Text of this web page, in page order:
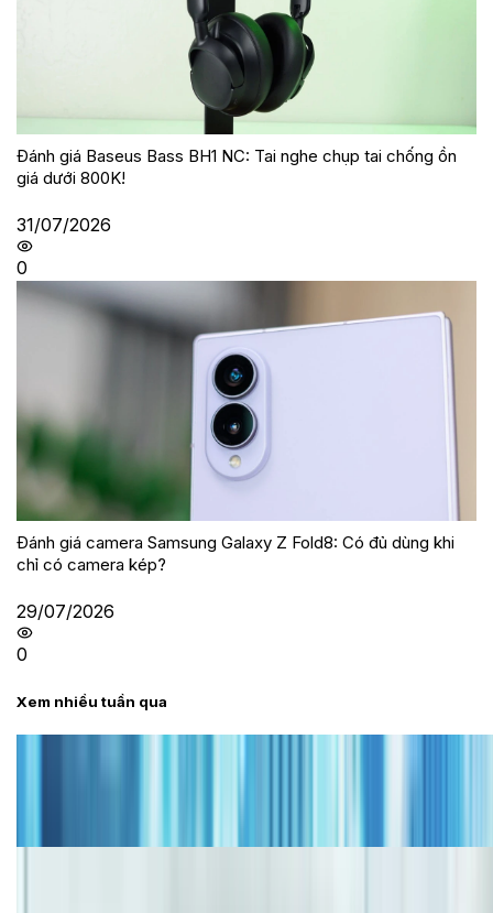
Đánh giá Baseus Bass BH1 NC: Tai nghe chụp tai chống ồn
giá dưới 800K!
31/07/2026
0
Đánh giá camera Samsung Galaxy Z Fold8: Có đủ dùng khi
chỉ có camera kép?
29/07/2026
0
Xem nhiều tuần qua